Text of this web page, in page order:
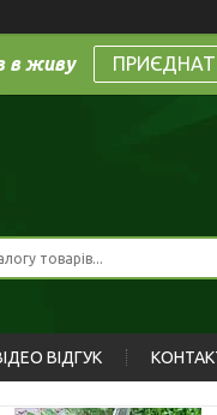
в живу
ВІДГУК